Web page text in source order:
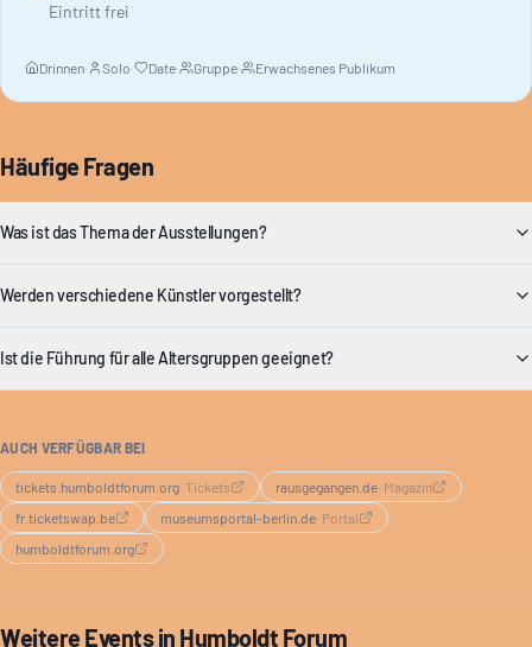
Eintritt frei
Drinnen· Solo· Date· Gruppe· Erwachsenes Publikum
Häufige Fragen
Was ist das Thema der Ausstellungen?
Werden verschiedene Künstler vorgestellt?
Ist die Führung für alle Altersgruppen geeignet?
AUCH VERFÜGBAR BEI
tickets.humboldtforum.org· Tickets rausgegangen.de· Magazin
fr.ticketswap.be
museumsportal-berlin.de· Portal
humboldtforum.org
Weitere Events in Humboldt Forum